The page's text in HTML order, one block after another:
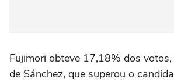
Fujimori obteve 17,18% dos
de Sánchez, que superou o